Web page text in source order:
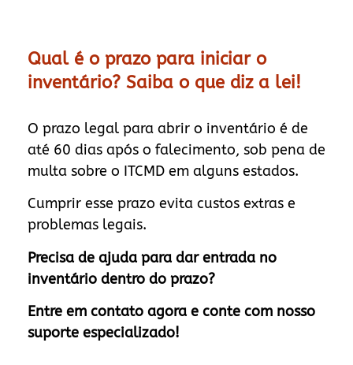
Qual é o prazo para iniciar o
inventário? Saiba o que diz a lei!
O prazo legal para abrir o inventário é de
até 60 dias após o falecimento, sob pena de
multa sobre o ITCMD em alguns estados.
Cumprir esse prazo evita custos extras e
problemas legais.
Precisa de ajuda para dar entrada no
inventário dentro do prazo?
Entre em contato agora e conte com nosso
suporte especializado!